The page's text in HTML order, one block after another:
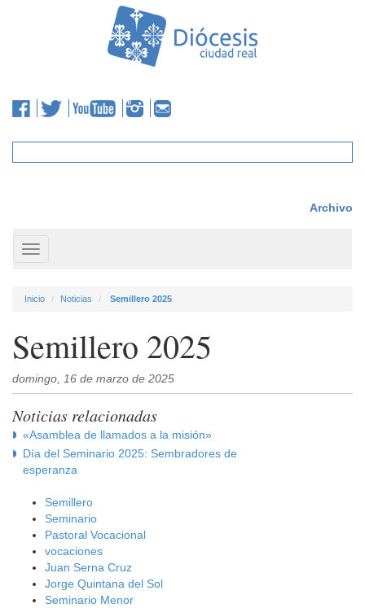
Archivo
Toggle
navigation
Inicio Noticias Semillero 2025
Semillero 2025
domingo, 16 de marzo de 2025
Noticias relacionadas
«Asamblea de llamados a la misión»
Día del Seminario 2025: Sembradores de
esperanza
Semillero
Seminario
Pastoral Vocacional
vocaciones
Juan Serna Cruz
Jorge Quintana del Sol
Seminario Menor